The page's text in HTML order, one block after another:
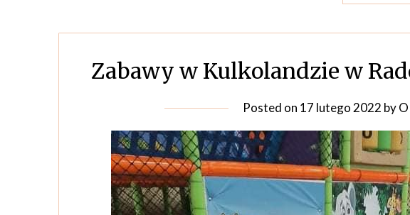
Zabawy w Kulkolandzie w
Posted on 17 lutego 2022 by